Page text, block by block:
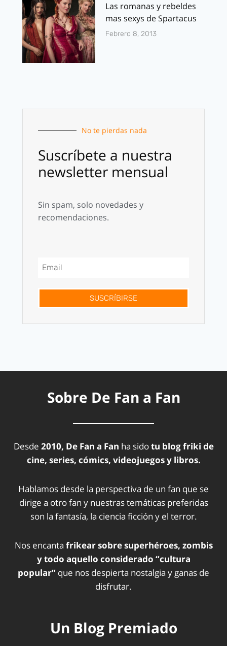
Las romanas y rebeldes
mas sexys de Spartacus
Febrero 8, 2013
No te pierdas nada
Suscríbete a nuestra
newsletter mensual
Sin spam, solo novedades y
recomendaciones.
SUSCRÍBIRSE
Sobre De Fan a Fan
Desde 2010, De Fan a Fan ha sidotu blog friki de
cine, series, cómics, videojuegos y libros.
Hablamos desde la perspectiva de un fan que se
dirige a otro fan y nuestras temáticas preferidas
son la fantasía, la ciencia ficción y el terror.
Nos encanta frikear sobre superhéroes, zombis
y todo aquello considerado “cultura
popular” que nos despierta nostalgia y ganas de
disfrutar.
Un Blog Premiado